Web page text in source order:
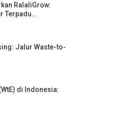
RalaliGrow:
Terpadu…
Jalur Waste-to-
di Indonesia: